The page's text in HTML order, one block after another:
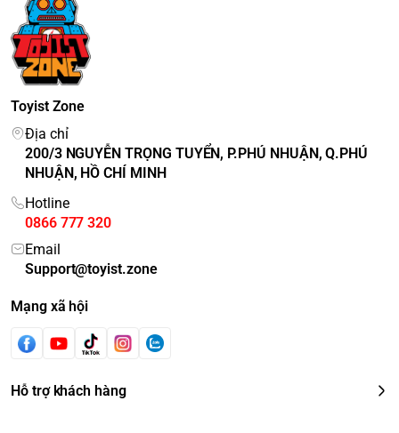
Toyist Zone
Địa chỉ
200/3 NGUYỄN TRỌNG TUYỂN, P.PHÚ NHUẬN, Q.PHÚ
NHUẬN, HỒ CHÍ MINH
Hotline
0866 777 320
Email
Support@toyist.zone
Mạng xã hội
Hỗ trợ khách hàng